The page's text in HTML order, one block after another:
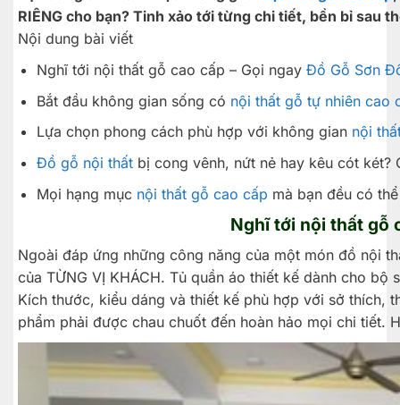
RIÊNG cho bạn? Tinh xảo tới từng chi tiết, bền bỉ sau
Nội dung bài viết
Nghĩ tới nội thất gỗ cao cấp – Gọi ngay Đồ Gỗ Sơn
Bắt đầu không gian sống có nội thất gỗ tự nhiên cao
Lựa chọn phong cách phù hợp với không giannội
Đồ gỗ nội thấtbị cong vênh, nứt nẻ hay kêu cót két?
Mọi hạng mục nội thất gỗ cao cấp mà bạn đều có
Nghĩ tới nội thất gỗ
Ngoài đáp ứng những công năng của một món đồ nội
của TỪNG VỊ KHÁCH. Tủ quần áo thiết kế dành cho
Kích thước, kiểu dáng và thiết kế phù hợp với sở thích,
phẩm phải được chau chuốt đến hoàn hảo mọi chi tiết.